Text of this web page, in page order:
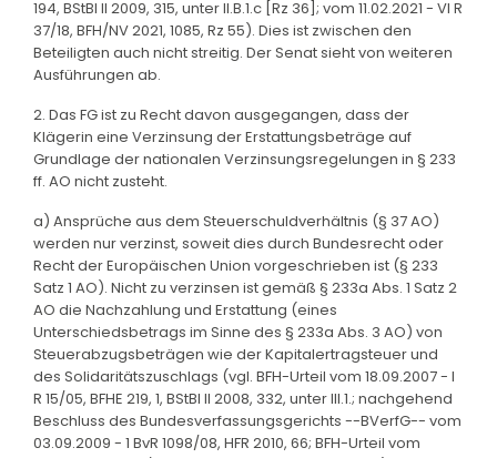
194, BStBl II 2009, 315, unter II.B.1.c [Rz 36]; vom 11.02.2021 - VI R
37/18, BFH/NV 2021, 1085, Rz 55). Dies ist zwischen den
Beteiligten auch nicht streitig. Der Senat sieht von weiteren
Ausführungen ab.
2. Das FG ist zu Recht davon ausgegangen, dass der
Klägerin eine Verzinsung der Erstattungsbeträge auf
Grundlage der nationalen Verzinsungsregelungen in § 233
ff. AO nicht zusteht.
a) Ansprüche aus dem Steuerschuldverhältnis (§ 37 AO)
werden nur verzinst, soweit dies durch Bundesrecht oder
Recht der Europäischen Union vorgeschrieben ist (§ 233
Satz 1 AO). Nicht zu verzinsen ist gemäß § 233a Abs. 1 Satz 2
AO die Nachzahlung und Erstattung (eines
Unterschiedsbetrags im Sinne des § 233a Abs. 3 AO) von
Steuerabzugsbeträgen wie der Kapitalertragsteuer und
des Solidaritätszuschlags (vgl. BFH-Urteil vom 18.09.2007 - I
R 15/05, BFHE 219, 1, BStBl II 2008, 332, unter III.1.; nachgehend
Beschluss des Bundesverfassungsgerichts --BVerfG-- vom
03.09.2009 - 1 BvR 1098/08, HFR 2010, 66; BFH-Urteil vom